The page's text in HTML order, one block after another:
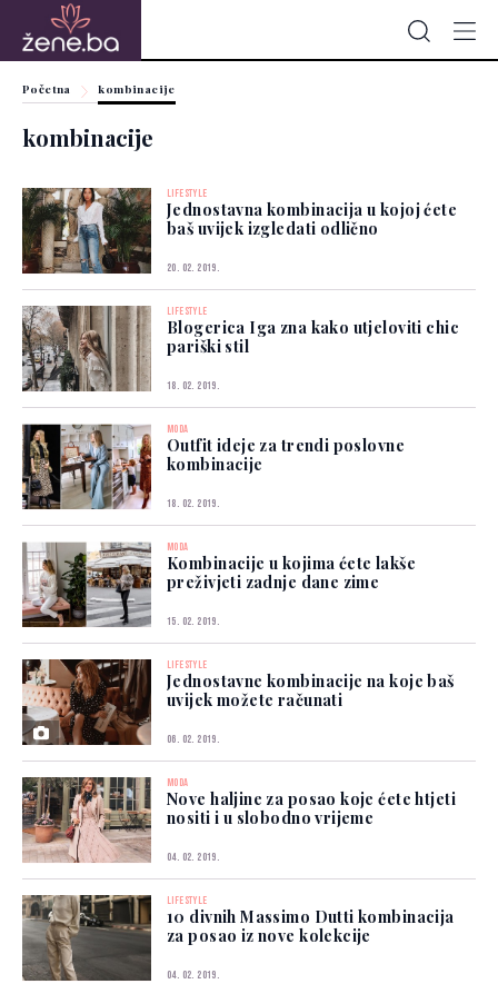
Početna kombinacije
kombinacije
LIFESTYLE
Jednostavna kombinacija u kojoj ćete
baš uvijek izgledati odlično
20. 02. 2019.
LIFESTYLE
Blogerica Iga zna kako utjeloviti chic
pariški stil
18. 02. 2019.
MODA
Outfit ideje za trendi poslovne
kombinacije
18. 02. 2019.
MODA
Kombinacije u kojima ćete lakše
preživjeti zadnje dane zime
15. 02. 2019.
LIFESTYLE
Jednostavne kombinacije na koje baš
uvijek možete računati
06. 02. 2019.
MODA
Nove haljine za posao koje ćete htjeti
nositi i u slobodno vrijeme
04. 02. 2019.
LIFESTYLE
10 divnih Massimo Dutti kombinacija
za posao iz nove kolekcije
04. 02. 2019.